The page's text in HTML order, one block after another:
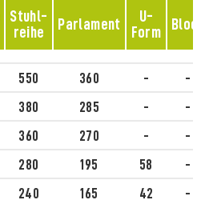
Stuhl-
reihe
Parlament
U-
Form
Block
550 360 -
-
380 285 -
-
360 270 -
-
280 195 58
-
240 165 42 -